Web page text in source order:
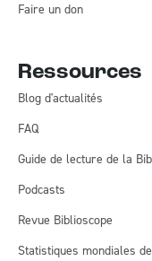
Faire un don
Ressources
Blog d'actualités
FAQ
Guide de lecture de la
Podcasts
Revue Biblioscope
Statistiques mondiales